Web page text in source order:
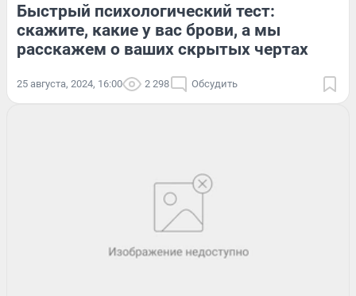
Быстрый психологический тест:
скажите, какие у вас брови, а мы
расскажем о ваших скрытых чертах
25 августа, 2024, 16:00 2 298 Обсудить